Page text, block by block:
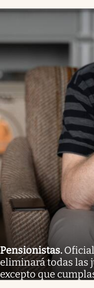
Pensionistas.
eliminará todas las
excepto que